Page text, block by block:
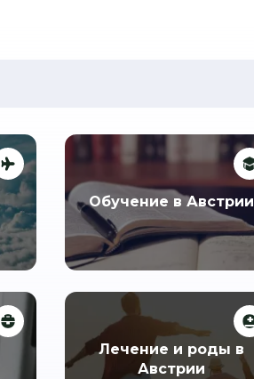
Обучение в Австрии
Лечение и роды в
Австрии